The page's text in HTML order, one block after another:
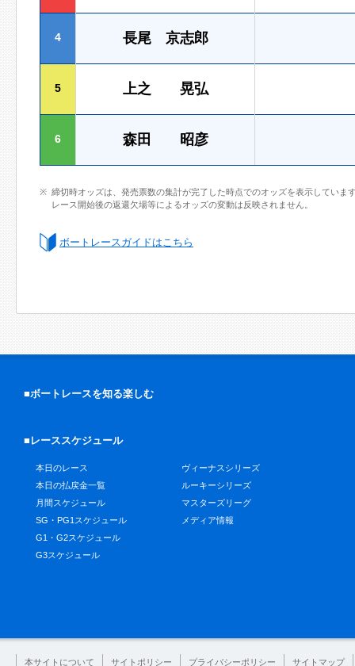
4 長尾 京志郎
5 上之 晃弘
6 森田 昭彦
締切時オッズは、発売票数の集計が完了した時点でのオッズを表示していま
レース開始後の返還欠場等によるオッズの変動は反映されません。
ボートレースガイドはこちら
■ボートレースを知る楽しむ
■レーススケジュール
本日のレース
本日の払戻金一覧
月間スケジュール
SG・PG1スケジュール
G1・G2スケジュール
G3スケジュール
ヴィーナスシリーズ
ルーキーシリーズ
マスターズリーグ
メディア情報
本サイトについて サイトポリシー プライバシーポリシー サイトマップ